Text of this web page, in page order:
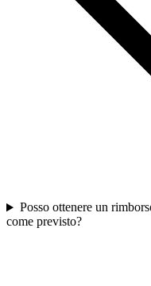
Posso ottenere un
come previsto?